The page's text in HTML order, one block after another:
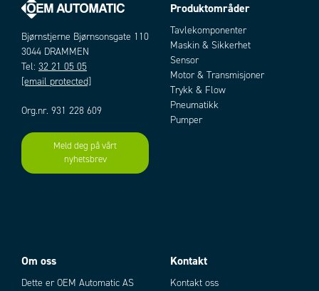
Bjørnstjerne Bjørnsonsgate 110
3044 DRAMMEN
Tel: 32 21 05 05
[email protected]
Org.nr. 931 228 609
Meld deg på vårt
nyhetsbrev
Produktområder
Tavlekomponenter
Maskin & Sikkerhet
Sensor
Motor & Transmisjoner
Trykk & Flow
Pneumatikk
Pumper
Om oss
Dette er OEM Automatic AS
Kontakt
Kontakt oss